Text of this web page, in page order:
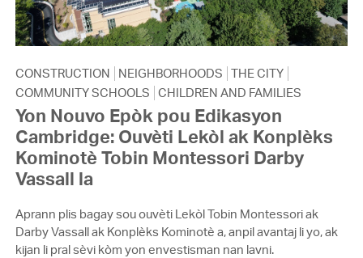
CONSTRUCTION NEIGHBORHOODS THE CITY
COMMUNITY SCHOOLS CHILDREN AND FAMILIES
Yon Nouvo Epòk pou Edikasyon
Cambridge: Ouvèti Lekòl ak Konplèks
Kominotè Tobin Montessori Darby
Vassall la
Aprann plis bagay sou ouvèti Lekòl Tobin Montessori ak
Darby Vassall ak Konplèks Kominotè a, anpil avantaj li yo, ak
kijan li pral sèvi kòm yon envestisman nan lavni.